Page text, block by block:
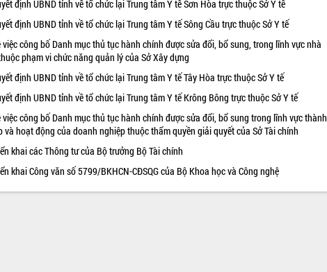
định UBND tỉnh về tổ chức lại Trung tâm Y tế Sơn Hòa trực thuộc Sở Y tế
định UBND tỉnh về tổ chức lại Trung tâm Y tế Sông Cầu trực thuộc Sở Y tế
việc công bố Danh mục thủ tục hành chính được sửa đổi, bổ sung, trong lĩnh vực nhà
phạm vi chức năng quản lý của Sở Xây dựng
định UBND tỉnh về tổ chức lại Trung tâm Y tế Tây Hòa trực thuộc Sở Y tế
định UBND tỉnh về tổ chức lại Trung tâm Y tế Krông Bông trực thuộc Sở Y tế
việc công bố Danh mục thủ tục hành chính được sửa đổi, bổ sung trong lĩnh vực thành
và hoạt động của doanh nghiệp thuộc thẩm quyền giải quyết của Sở Tài chính
khai các Thông tư của Bộ trưởng Bộ Tài chính
khai Công văn số 5799/BKHCN-CĐSQG của Bộ Khoa học và Công nghệ